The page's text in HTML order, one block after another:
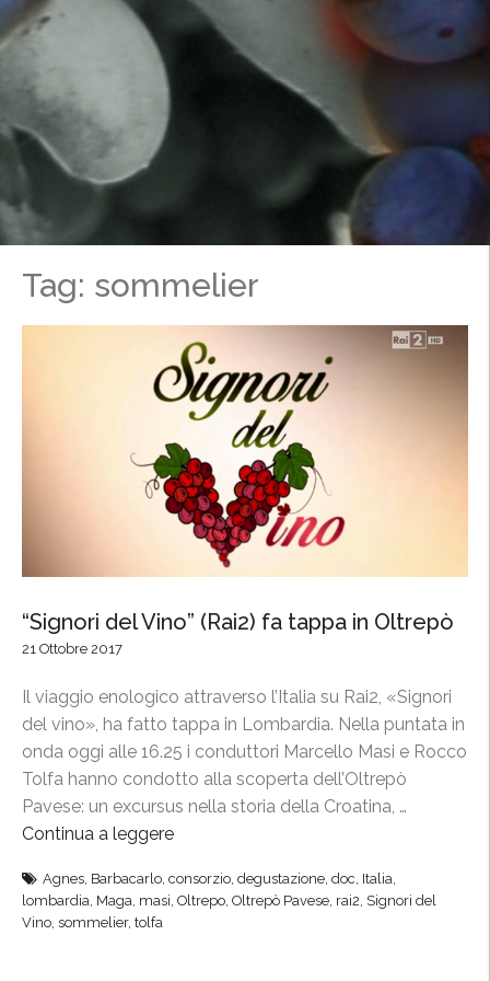
Tag: sommelier
“Signori del Vino” (Rai2) fa tappa in Oltrepò
21 Ottobre 2017
Il viaggio enologico attraverso l’Italia su Rai2, «Signori
del vino», ha fatto tappa in Lombardia. Nella puntata in
onda oggi alle 16.25 i conduttori Marcello Masi e Rocco
Tolfa hanno condotto alla scoperta dell’Oltrepò
Pavese: un excursus nella storia della Croatina, …
Continua a leggere
S
Agnes Barbacarlo consorzio degustazione doc Italia
lombardia Maga masi Oltrepo Oltrepò Pavese rai2 Signori del
Vino sommelier, tolfa